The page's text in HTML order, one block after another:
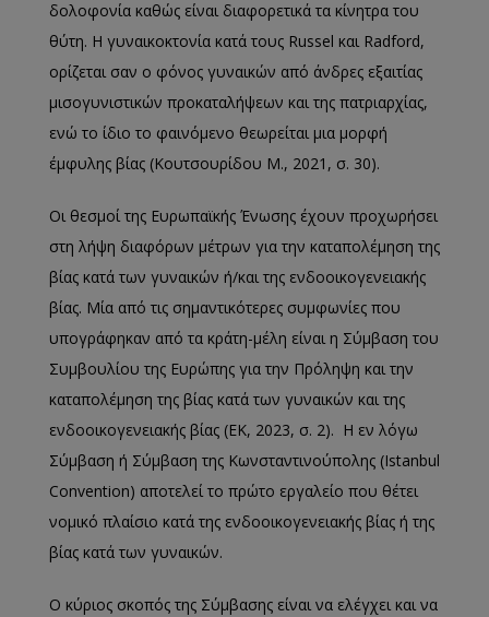
δολοφονία καθώς είναι διαφορετικά τα κίνητρα του
θύτη. Η γυναικοκτονία κατά τους Russel και Radford,
ορίζεται σαν ο φόνος γυναικών από άνδρες εξαιτίας
μισογυνιστικών προκαταλήψεων και της πατριαρχίας,
ενώ το ίδιο το φαινόμενο θεωρείται μια μορφή
έμφυλης βίας (Κουτσουρίδου Μ., 2021, σ. 30).
Οι θεσμοί της Ευρωπαϊκής Ένωσης έχουν προχωρήσει
στη λήψη διαφόρων μέτρων για την καταπολέμηση της
βίας κατά των γυναικών ή/και της ενδοοικογενειακής
βίας. Μία από τις σημαντικότερες συμφωνίες που
υπογράφηκαν από τα κράτη-μέλη είναι η Σύμβαση του
Συμβουλίου της Ευρώπης για την Πρόληψη και την
καταπολέμηση της βίας κατά των γυναικών και της
ενδοοικογενειακής βίας (ΕΚ, 2023, σ. 2). Η εν λόγω
Σύμβαση ή Σύμβαση της Κωνσταντινούπολης (Istanbul
Convention) αποτελεί το πρώτο εργαλείο που θέτει
νομικό πλαίσιο κατά της ενδοοικογενειακής βίας ή της
βίας κατά των γυναικών.
Ο κύριος σκοπός της Σύμβασης είναι να ελέγχει και να